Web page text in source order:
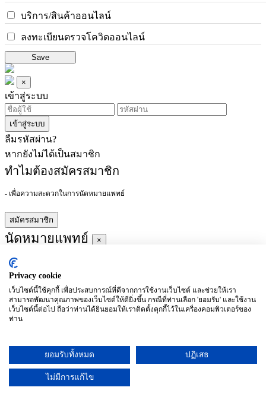
บริการ/สินค้าออนไลน์
ลงทะเบียนตรวจโควิดออนไลน์
Save
×
เข้าสู่ระบบ
เข้าสู่ระบบ
ลืมรหัสผ่าน?
หากยังไม่ได้เป็นสมาชิก
ทำไมต้องสมัครสมาชิก
- เพื่อความสะดวกในการนัดหมายแพทย์
สมัครสมาชิก
นัดหมายแพทย์ ×
ผู้ชำนาญการ
ประจำ :
อาทิตย์
จันทร์
(27/09)
อังคาร
(28/09)
พุธ
พฤหัสบดี
ศุกร์
เสาร์
Privacy cookie
เว็บไซต์นี้ใช้คุกกี้ เพื่อประสบการณ์ที่ดีจากการใช้งานเว็บไซต์ และช่วยให้เรา
สามารถพัฒนาคุณภาพของเว็บไซต์ให้ดียิ่งขึ้น กรณีที่ท่านเลือก 'ยอมรับ' และใช้งาน
เว็บไซต์นี้ต่อไป ถือว่าท่านได้ยินยอมให้เราติดตั้งคุกกี้ไว้ในเครื่องคอมพิวเตอร์ของ
ท่าน
ยอมรับทั้งหมด ปฏิเสธ
ไม่มีการแก้ไข